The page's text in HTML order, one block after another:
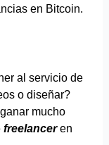
en Bitcoin.
al servicio de
o diseñar?
mucho
freelanceren